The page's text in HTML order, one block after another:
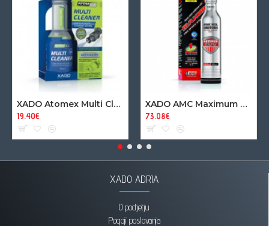
XADO Atomex Multi Cleaner - Čistilec bencinskega rezervoarja in injektorjev (250ml)
19.40€
XADO AMC Maximum SUV - Revitalizant za motor na bazi mikrokeramike
73.08€
XADO ADRIA
O podjetju
Pogoji poslovanja